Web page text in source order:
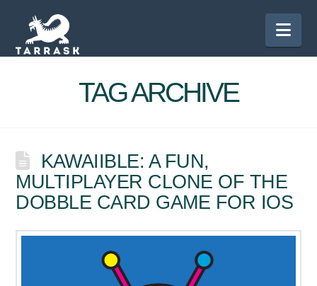
TAG ARCHIVE
KAWAIIBLE: A FUN,
MULTIPLAYER CLONE OF THE
DOBBLE CARD GAME FOR IOS